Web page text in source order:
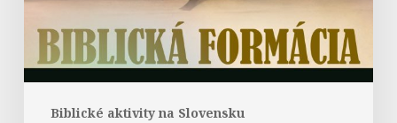
Biblické aktivity na Slovensku